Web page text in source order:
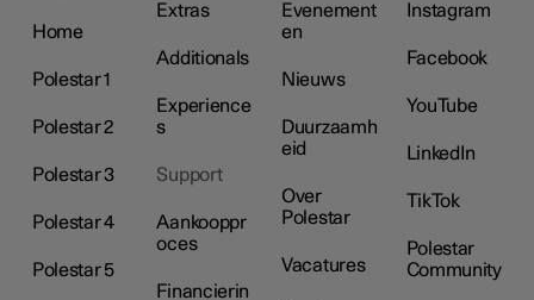
Home
Polestar 1
Polestar 2
Polestar 3
Polestar 4
Polestar 5
Extras
Additionals
Experience
s
Support
Aankooppr
oces
Financierin
Evenement
en
Nieuws
Duurzaamh
eid
Over
Polestar
Vacatures
Instagram
Facebook
YouTube
LinkedIn
TikTok
Polestar
Community